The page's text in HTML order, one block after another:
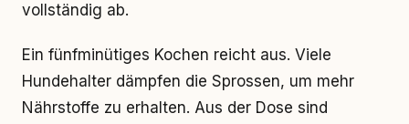
vollständig ab.
Ein fünfminütiges Kochen reicht aus. Viele
Hundehalter dämpfen die Sprossen, um mehr
Nährstoffe zu erhalten. Aus der Dose sind